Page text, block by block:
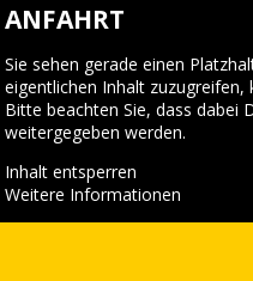
ANFAHRT
Sie sehen gerade einen
eigentlichen Inhalt
Bitte beachten Sie, dass dabei
weitergegeben werden.
Inhalt entsperren
Weitere Informationen